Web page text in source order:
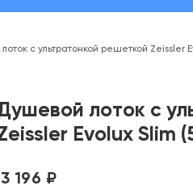
с ультратонкой решеткой Zeissler
лоток с
Evolux Slim
3 196 ₽